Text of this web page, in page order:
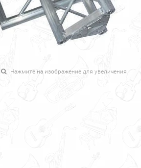
Нажмите на изображение для увеличения